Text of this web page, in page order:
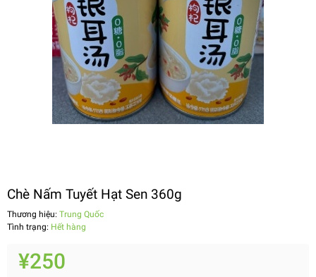
Chè Nấm Tuyết Hạt Sen 360g
Thương hiệu: Trung Quốc
Tình trạng: Hết hàng
¥250